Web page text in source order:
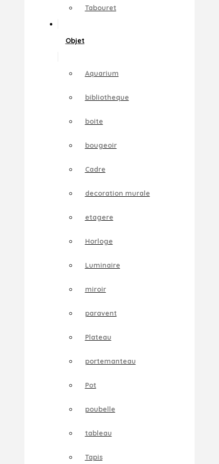
Tabouret
Objet
Aquarium
bibliotheque
boite
bougeoir
Cadre
decoration murale
etagere
Horloge
Luminaire
miroir
paravent
Plateau
portemanteau
Pot
poubelle
tableau
Tapis